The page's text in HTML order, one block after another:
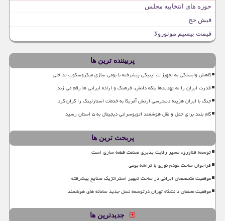
حوزه های انتخابیه مجلس
فیش حج
قیمت بیسیم موتورولا
پربیننده ترین ها
کاهش وابستگی به تجهیزات اپتیکی پیشرفته با بومی سازی میکروسکوپ تداخلی
قدرت ایران را نه تهدیدها بلکه دانش، فرهنگ و اراده ایرانی ها رقم می زند
جنگ با ایران هزینه دسترسی ارتش آمریکا به خدمات استارلینک را گران کرد
گام بلند برای حمل و نقل هوشمند اتوبوسرانی دیجیتال به ۵ استان رسید
پربحث ترین ها
توسعه فناوری، مسیر رقابت پذیری صنعت قطعه سازی است
فراخوان ساخت مودم نوری با تراشه بومی
موفقیت متخصصان ایرانی در ساخت تجهیز استراتژیک صنایع پیشرفته
موفقیت محققان دانشگاه تهران درتوسعه نسل جدید سامانه های هوشمند
جدیدترین ها